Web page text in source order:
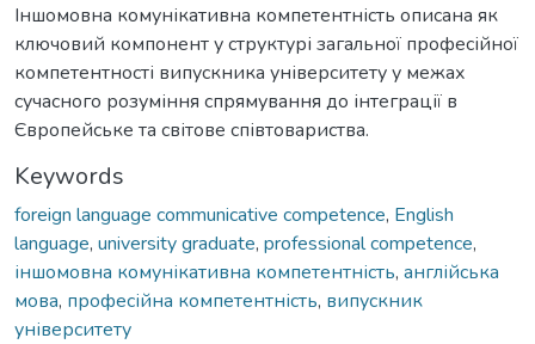
Іншомовна комунікативна компетентність описана як
ключовий компонент у структурі загальної професійної
компетентності випускника університету у межах
сучасного розуміння спрямування до інтеграції в
Європейське та світове співтовариства.
Keywords
foreign language communicative competence, English
language, university graduate, professional competence,
іншомовна комунікативна компетентність, англійська
мова, професійна компетентність, випускник
університету